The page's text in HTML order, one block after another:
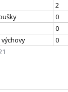
2
0
0
0